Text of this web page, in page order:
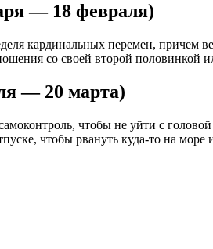
— 18 февраля)
кардинальных перемен,
со своей второй половинкой
— 20 марта)
чтобы не уйти с
чтобы рвануть куда-то на море